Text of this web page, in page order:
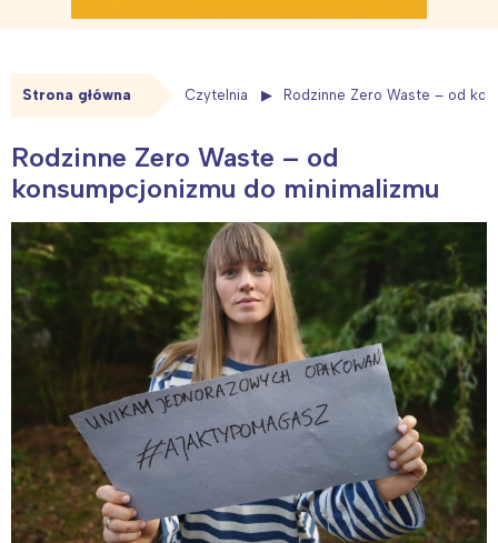
Strona główna Czytelnia Rodzinne Zero Waste – od
Rodzinne Zero Waste – od
konsumpcjonizmu do minimalizmu